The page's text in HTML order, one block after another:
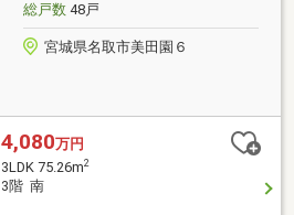
総戸数48戸
宮城県名取市美田園６
4,080万円
3LDK 75.26m2
3階 南